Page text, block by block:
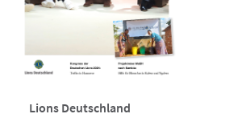
Lions Deutschland